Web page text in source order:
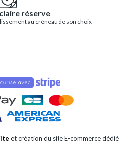
réserve
au créneau de son choix
et création du site E-commerce dédié